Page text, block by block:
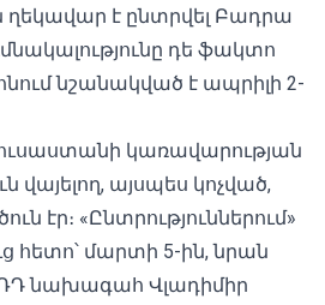
է ընտրվել Բադրա
դե ֆակտո
նշանակված է ապրիլի 2-
կառավարության
վայելող, այսպես կոչված,
էր։ «Ընտրություններում»
հետո՝ մարտի 5-ին, նրան
նախագահ Վլադիմիր